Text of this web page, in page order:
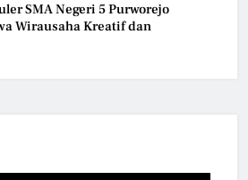
SMA Negeri 5 Purworejo
Wirausaha Kreatif dan